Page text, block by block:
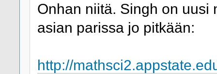
Onhan niitä. Singh on uusi
asian parissa jo pitkään:
http://